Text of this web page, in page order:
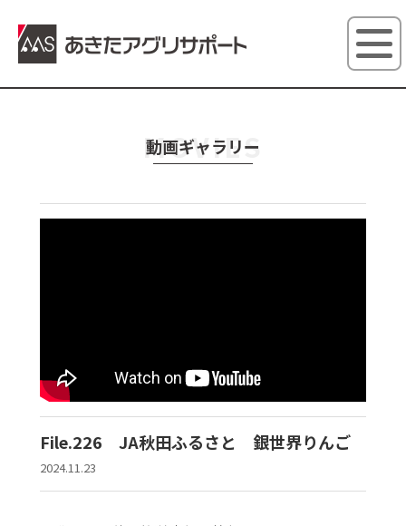
あきたア
動画ギャラリー
MOVIES
File.226 JA秋田ふるさと 銀世界りんご
2024.11.23